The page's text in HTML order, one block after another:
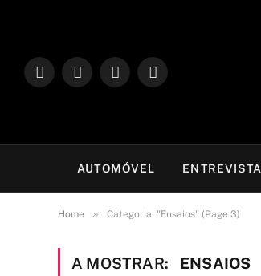
LinkedInFacebookInstagramTikTok
AUTOMÓVEL ENTREVISTA
Home » Categoria: "Ensaios" (Page 3)
A MOSTRAR: ENSAIOS